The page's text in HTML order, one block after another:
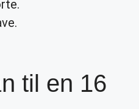
til en 16